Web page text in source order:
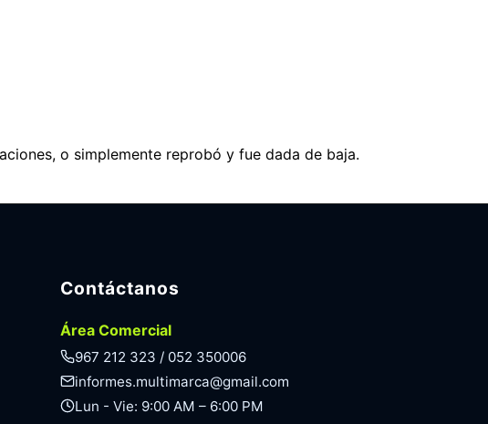
o simplemente reprobó y fue dada de baja.
Contáctanos
Área Comercial
967 212 323 / 052 350006
informes.multimarca@gmail.com
Lun - Vie: 9:00 AM – 6:00 PM